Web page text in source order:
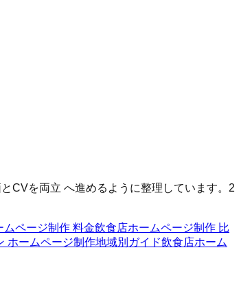
CVを両立 へ進めるように整理しています。2
ムページ制作 料金飲食店ホームページ制作 比
ホームページ制作地域別ガイド飲食店ホーム